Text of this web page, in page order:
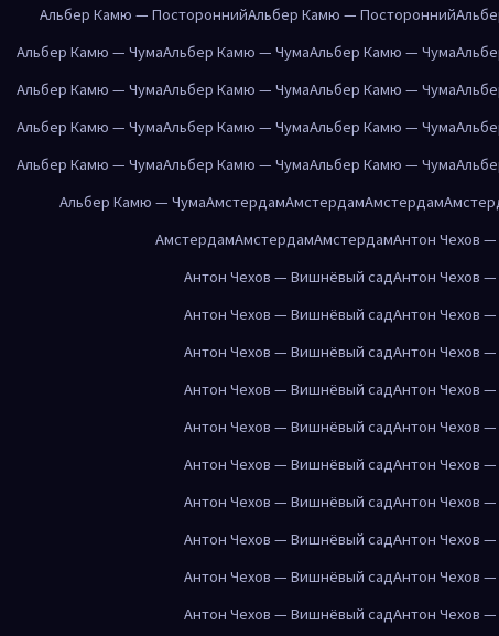
Альбер Камю — ПостороннийАльбер Камю — Посторонний
Альбер Камю — ЧумаАльбер Камю — ЧумаАльбер Камю — Чума
Альбер Камю — ЧумаАльбер Камю — ЧумаАльбер Камю — Чума
Альбер Камю — ЧумаАльбер Камю — ЧумаАльбер Камю — Чума
Альбер Камю — ЧумаАльбер Камю — ЧумаАльбер Камю — Чума
Альбер Камю — ЧумаАмстердамАмстердамАмстердам
АмстердамАмстердамАмстердамАнтон Чехов
Антон Чехов — Вишнёвый садАнтон Чехов
Антон Чехов — Вишнёвый садАнтон Чехов
Антон Чехов — Вишнёвый садАнтон Чехов
Антон Чехов — Вишнёвый садАнтон Чехов
Антон Чехов — Вишнёвый садАнтон Чехов
Антон Чехов — Вишнёвый садАнтон Чехов
Антон Чехов — Вишнёвый садАнтон Чехов
Антон Чехов — Вишнёвый садАнтон Чехов
Антон Чехов — Вишнёвый садАнтон Чехов
Антон Чехов — Вишнёвый садАнтон Чехов